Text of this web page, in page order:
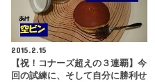
2015.2.15
【祝！コナーズ超えの３連覇】今
回の試練に、そして自分に勝利せ